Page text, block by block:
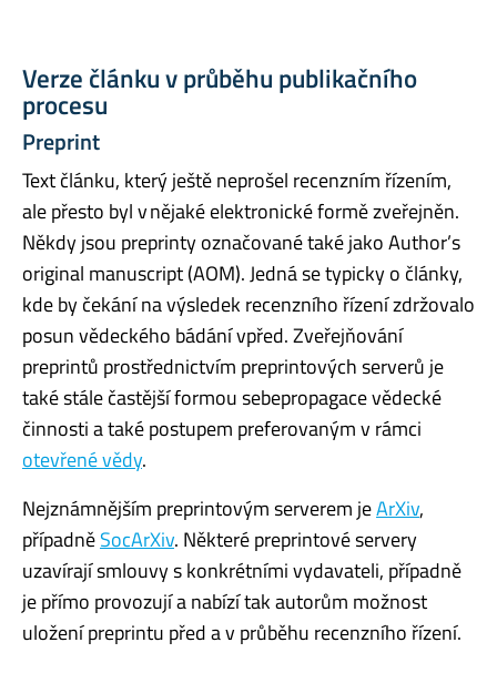
Verze článku v průběhu publikačního
procesu
Preprint
Text článku, který ještě neprošel recenzním řízením,
ale přesto byl v nějaké elektronické formě zveřejněn.
Někdy jsou preprinty označované také jako Author’s
original manuscript (AOM). Jedná se typicky o články,
kde by čekání na výsledek recenzního řízení zdržovalo
posun vědeckého bádání vpřed. Zveřejňování
preprintů prostřednictvím preprintových serverů je
také stále častější formou sebepropagace vědecké
činnosti a také postupem preferovaným v rámci
otevřené vědy.
Nejznámnějším preprintovým serverem jeArXiv,
případněSocArXiv. Některé preprintové servery
uzavírají smlouvy s konkrétními vydavateli, případně
je přímo provozují a nabízí tak autorům možnost
uložení preprintu před a v průběhu recenzního řízení.